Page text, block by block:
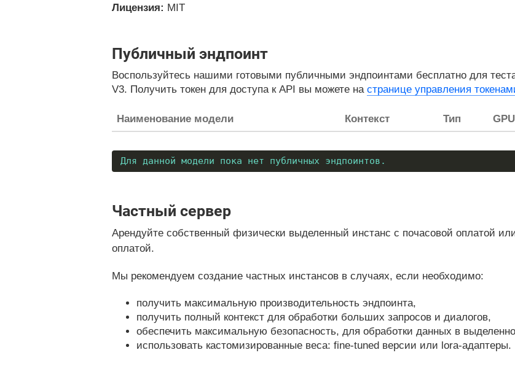
Лицензия: MIT
Публичный эндпоинт
Воспользуйтесь нашими готовыми публичными эндпоинтами бесплатно для
V3. Получить токен для доступа к API вы можете на странице управления
Наименование модели Контекст Тип GPU
Для данной модели пока нет публичных эндпоинтов.
Частный сервер
Арендуйте собственный физически выделенный инстанс с почасовой оплатой
оплатой.
Мы рекомендуем создание частных инстансов в случаях, если необходимо:
получить максимальную производительность эндпоинта,
получить полный контекст для обработки больших запросов и диалогов,
обеспечить максимальную безопасность, для обработки данных в
использовать кастомизированные веса: fine-tuned версии или lora-адаптеры.